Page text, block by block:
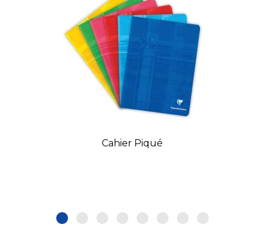
Cahier Piqué